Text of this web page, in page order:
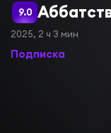
9.0
2025, 2 ч 3 мин
Подписка